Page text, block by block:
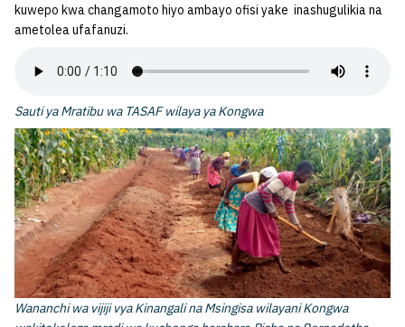
kuwepo kwa changamoto hiyo ambayo ofisi yake inashugulikia na
ametolea ufafanuzi.
Sauti ya Mratibu wa TASAF wilaya ya Kongwa
Wananchi wa vijiji vya Kinangali na Msingisa wilayani Kongwa